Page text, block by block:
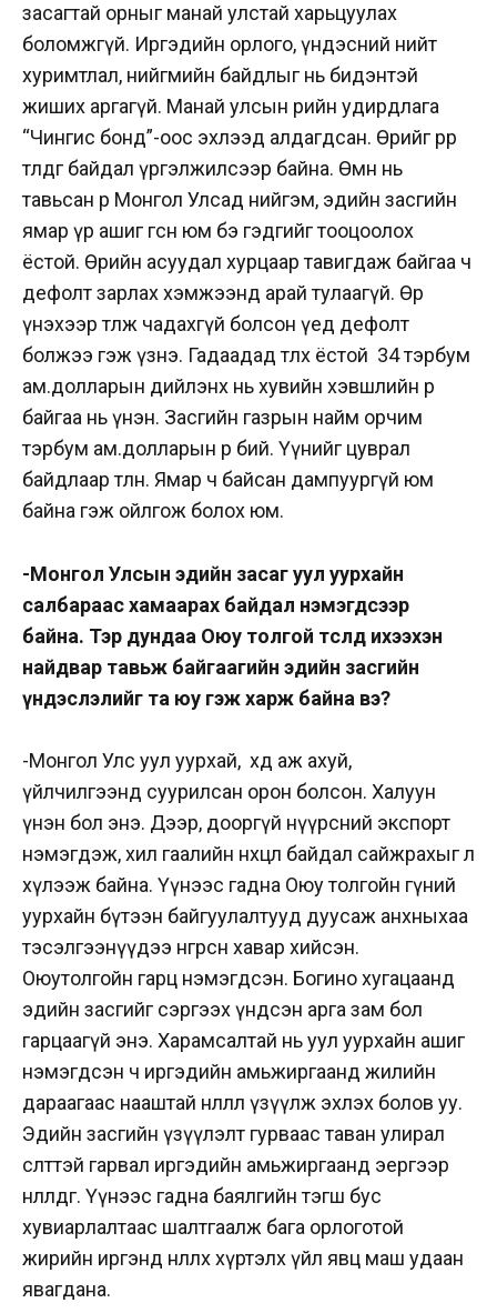
засагтай орныг манай улстай харьцуулах
боломжгүй. Иргэдийн орлого, үндэсний нийт
хуримтлал, нийгмийн байдлыг нь бидэнтэй
жиших аргагүй. Манай улсын өрийн удирдлага
“Чингис бонд”-оос эхлээд алдагдсан. Өрийг өрөөр
төлдөг байдал үргэлжилсээр байна. Өмнө нь
тавьсан өр Монгол Улсад нийгэм, эдийн засгийн
ямар үр ашиг өгсөн юм бэ гэдгийг тооцоолох
ёстой. Өрийн асуудал хурцаар тавигдаж байгаа ч
дефолтзарлах хэмжээнд арай тулаагүй. Өрөө
үнэхээр төлж чадахгүй болсон үед дефолт
болжээ гэж үзнэ. Гадаадад төлөх ёстой 34 тэрбум
ам.долларын дийлэнх нь хувийн хэвшлийн өр
байгаа нь үнэн. Засгийн газрын найм орчим
тэрбум ам.долларын өр бий. Үүнийг цуврал
байдлаар төлнө. Ямар ч байсан дампуургүй юм
байна гэж ойлгож болох юм.
-Монгол Улсын эдийн засаг уул уурхайн
салбараас хамаарах байдал нэмэгдсээр
байна. Тэр дундаа Оюу толгой төсөлд ихээхэн
найдвар тавьж байгаагийн эдийн засгийн
үндэслэлийг та юу гэж харж байна вэ?
-Монгол Улс уул уурхай, хөдөө аж ахуй,
үйлчилгээнд суурилсан орон болсон. Халуун
үнэн бол энэ. Дээр, дооргүй нүүрсний экспорт
нэмэгдэж, хил гаалийн нөхцөл байдал сайжрахыг л
хүлээж байна. Үүнээс гадна Оюу толгойн гүний
уурхайн бүтээн байгуулалтууд дуусаж анхныхаа
тэсэлгээнүүдээ өнгөрсөн хавар хийсэн.
Оюутолгойн гарц нэмэгдсэн. Богино хугацаанд
эдийн засгийг сэргээх үндсэн арга зам бол
гарцаагүй энэ. Харамсалтай нь уул уурхайн ашиг
нэмэгдсэн ч иргэдийн амьжиргаанд жилийн
дараагаас нааштай нөлөөлөл үзүүлж эхлэх болов уу.
Эдийн засгийн үзүүлэлт гурвааставан улирал
өсөлттэй гарвал иргэдийн амьжиргаанд эергээр
нөлөөлдөг. Үүнээс гадна баялгийн тэгш бус
хувиарлалтаас шалтгаалж бага орлоготой
жирийн иргэнд нөлөөлөххүртэлхүйл явц маш удаан
явагдана.